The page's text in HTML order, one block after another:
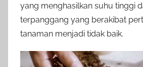
yang menghasilkan suhu tinggi
terpanggang yang berakibat
tanaman menjadi tidak baik.